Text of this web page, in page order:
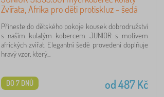
Zvířata, Afrika pro děti protiskluz - šedá
Přineste do dětského pokoje kousek dobrodružství
s naším kulatým kobercem JUNIOR s motivem
afrických zvířat. Elegantní šedé provedení doplňuje
hravý vzor, který...
od487Kč
DO 7 DNŮ